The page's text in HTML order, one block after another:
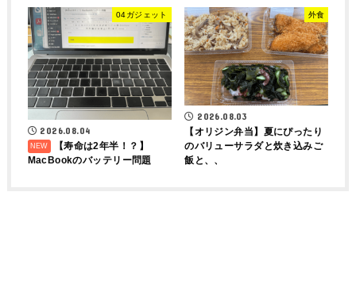
04ガジェット
2026.08.04
【寿命は2年半！？】
MacBookのバッテリー問題
外食
2026.08.03
【オリジン弁当】夏にぴったり
のバリューサラダと炊き込みご
飯と、、